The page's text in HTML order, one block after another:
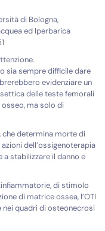
di Bologna,
ed Iperbarica
sia sempre difficile dare
evidenziare un
delle teste femorali
osseo, ma solo di
determina morte di
dell’ossigenoterapia
a stabilizzare il danno e
di stimolo
di matrice ossea, l’OTI
nei quadri di osteonecrosi